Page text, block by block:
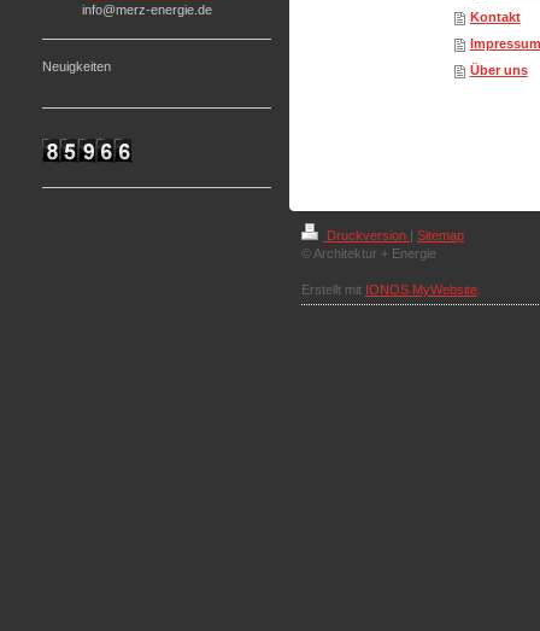
Kontakt
Impressum
Über uns
info@merz-energie.de
Neuigkeiten
Druckversion | Sitemap
© Architektur + Energie
Erstellt mit IONOS MyWebsite